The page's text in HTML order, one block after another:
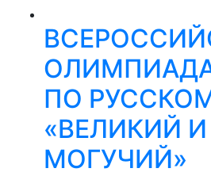
ПО
«ВЕЛИКИЙ И
МОГУЧИЙ»